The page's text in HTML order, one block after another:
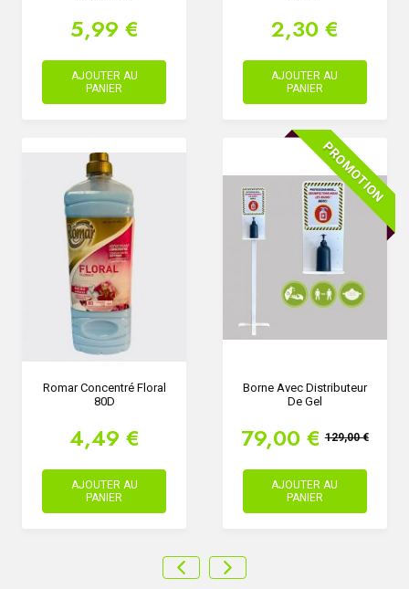
5,99 €
AJOUTER AU
PANIER
2,30 €
AJOUTER AU
PANIER
Romar Concentré Floral
80D
4,49 €
AJOUTER AU
PANIER
PROMOTION
Borne Avec Distributeur
De Gel
79,00 € 129,00 €
AJOUTER AU
PANIER